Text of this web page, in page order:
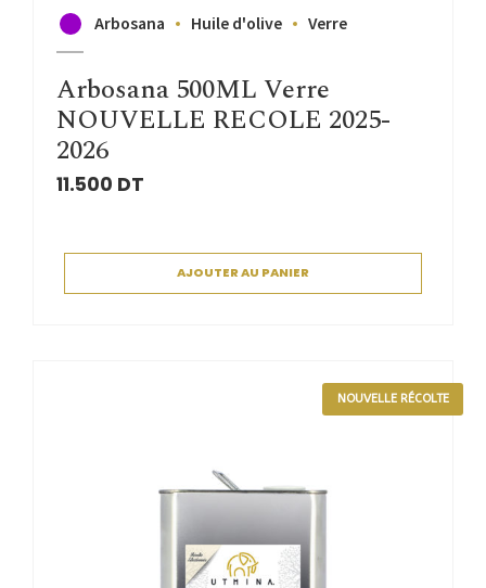
Arbosana Huile d'olive Verre
Arbosana 500ML Verre
NOUVELLE RECOLE 2025-
2026
11.500 DT
AJOUTER AU PANIER
NOUVELLE RÉCOLTE